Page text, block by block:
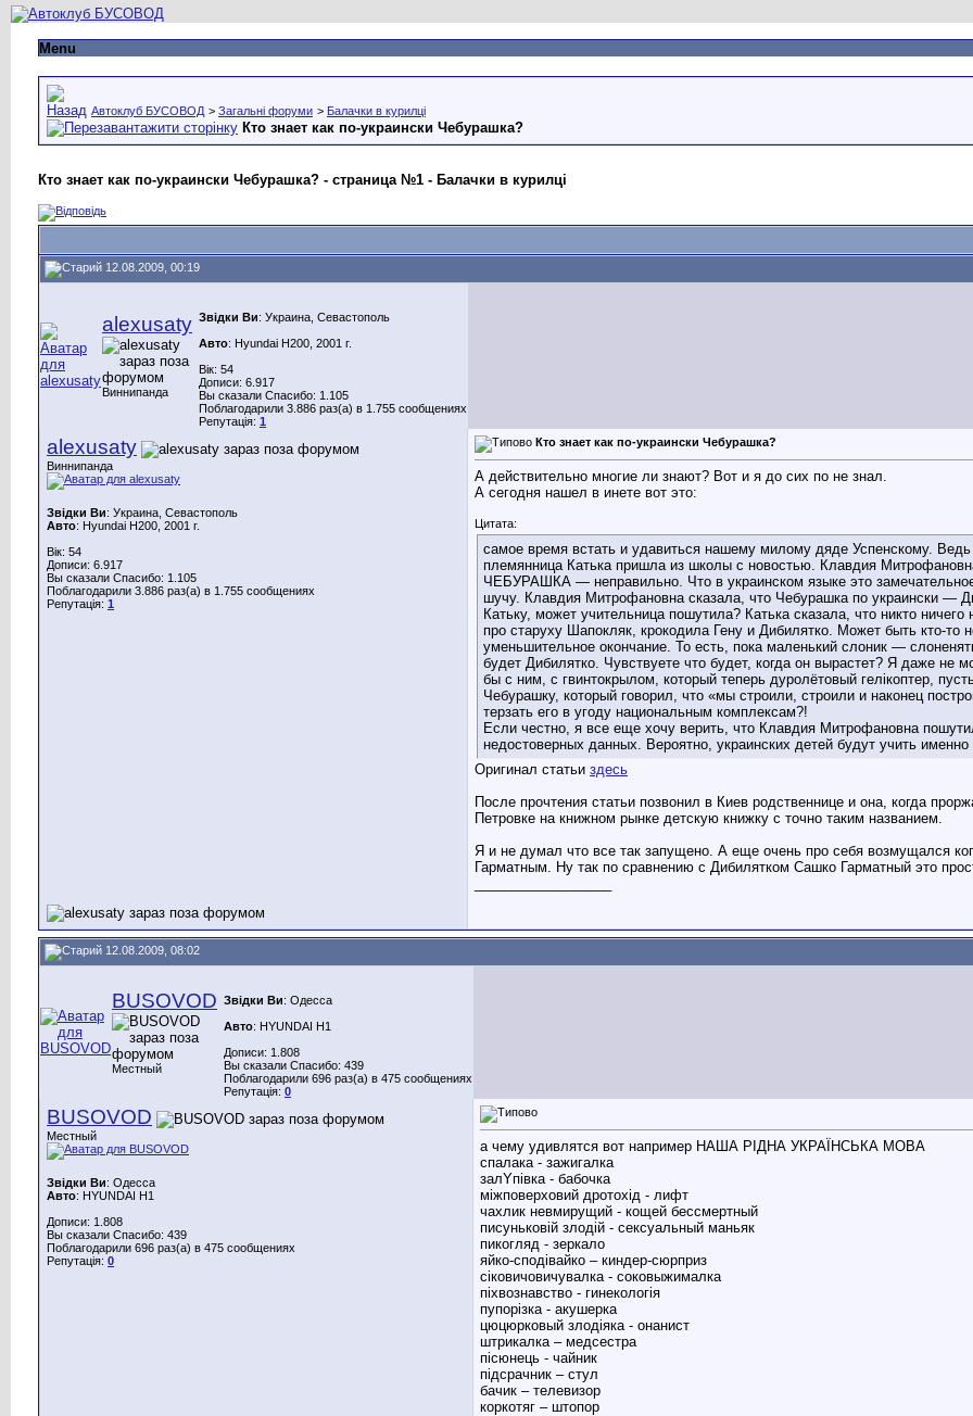
Menu
Автоклуб БУСОВОД > Загальні форуми > Балачки в курилці
Кто знает как по-украински Чебурашка?
Кто знает как по-украински Чебурашка? - страница №1 - Балачки в курилці
12.08.2009, 00:19
alexusaty
Виннипанда
Звідки Ви: Украина, Севастополь
Авто: Hyundai H200, 2001 г.
Вік: 54
Дописи: 6.917
Вы сказали Спасибо: 1.105
Поблагодарили 3.886 раз(а) в 1.755 сообщениях
Репутація: 1
alexusaty
Виннипанда
Звідки Ви: Украина, Севастополь
Авто: Hyundai H200, 2001 г.
Вік: 54
Дописи: 6.917
Вы сказали Спасибо: 1.105
Поблагодарили 3.886 раз(а) в 1.755 сообщениях
Репутація: 1
Кто знает как по-украински Чебурашка?
А действительно многие ли знают? Вот и я до сих по не знал.
А сегодня нашел в инете вот это:
Цитата:
самое время встать и удавиться нашему милому дяде Успенскому.
племянница Катька пришла из школы с новостью. Клавдия
ЧЕБУРАШКА — неправильно. Что в украинском языке это
шучу. Клавдия Митрофановна сказала, что Чебурашка по украински —
Катьку, может учительница пошутила? Катька сказала, что никто
про старуху Шапокляк, крокодила Гену и Дибилятко. Может быть кто-то
уменьшительное окончание. То есть, пока маленький слоник —
будет Дибилятко. Чувствуете что будет, когда он вырастет? Я даже не
бы с ним, с гвинтокрылом, который теперь дуролётовый гелiкоптер,
Чебурашку, который говорил, что «мы строили, строили и наконец
терзать его в угоду национальным комплексам?!
Если честно, я все еще хочу верить, что Клавдия Митрофановна
недостоверных данных. Вероятно, украинских детей будут учить именно
Оригинал статьи здесь
После прочтения статьи позвонил в Киев родственнице и она, когда
Петровке на книжном рынке детскую книжку с точно таким названием.
Я и не думал что все так запущено. А еще очень про себя возмущался
Гарматным. Ну так по сравнению с Дибилятком Сашко Гарматный это
12.08.2009, 08:02
BUSOVOD
Местный
Звідки Ви: Одесса
Авто: HYUNDAI H1
Дописи: 1.808
Вы сказали Спасибо: 439
Поблагодарили 696 раз(а) в 475 сообщениях
Репутація: 0
BUSOVOD
Местный
Звідки Ви: Одесса
Авто: HYUNDAI H1
Дописи: 1.808
Вы сказали Спасибо: 439
Поблагодарили 696 раз(а) в 475 сообщениях
Репутація: 0
а чему удивлятся вот например НАША РІДНА УКРАЇНСЬКА МОВА
спалака - зажигалка
залYпівка - бабочка
міжповерховий дротохід - лифт
чахлик невмирущий - кощей бессмертный
писуньковiй злодій - сексуальный маньяк
пикогляд - зеркало
яйко-сподівайко – киндер-сюрприз
сіковичовичувалка - соковыжималка
піхвознавство - гинекологія
пупорізка - акушерка
цюцюрковый злодіяка - онанист
штрикалка – медсестра
пiсюнець - чайник
підсрачник – стул
бачик – телевизор
коркотяг – штопор